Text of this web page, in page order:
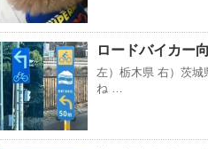
ロードバイカー
左）栃木県 右）茨城
ね …